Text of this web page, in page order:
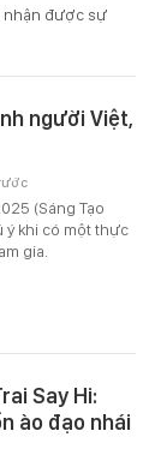
nhận được sự
người Việt,
(Sáng Tạo
ý khi có một thực
gia.
Say Hi:
ào đạo nhái